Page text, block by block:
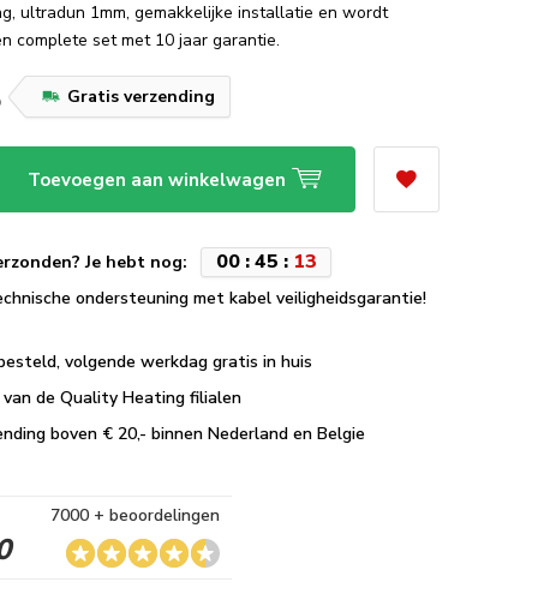
ultradun 1mm, gemakkelijke installatie en wordt
complete set met 10 jaar garantie.
Gratis verzending
Toevoegen aan winkelwagen
Je hebt nog: 00:45 : 12
ondersteuning met kabel veiligheidsgarantie!
volgende werkdag gratis in huis
van de Quality Heating filialen
boven € 20,- binnen Nederland en Belgie
7000 + beoordelingen